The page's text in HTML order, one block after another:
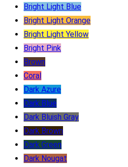
Bright Light Blue
Bright Light Orange
Bright Light Yellow
Bright Pink
Brown
Coral
Dark Azure
Dark Blue
Dark Bluish Gray
Dark Brown
Dark Green
Dark Nougat